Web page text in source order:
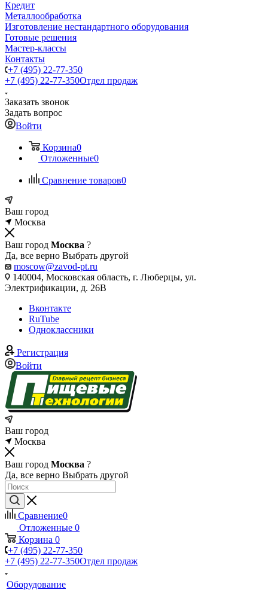
Кредит
Металлообработка
Изготовление нестандартного оборудования
Готовые решения
Мастер-классы
Контакты
+7 (495) 22-77-350
+7 (495) 22-77-350Отдел продаж
Заказать звонок
Задать вопрос
Войти
Корзина0
Отложенные0
Сравнение товаров0
Ваш город
Москва
Ваш город Москва ?
Да, все верно Выбрать другой
moscow@zavod-pt.ru
140004, Московская область, г. Люберцы, ул.
Электрификации, д. 26В
Вконтакте
RuTube
Одноклассники
Регистрация
Войти
Ваш город
Москва
Ваш город Москва ?
Да, все верно Выбрать другой
Сравнение0
Отложенные 0
Корзина 0
+7 (495) 22-77-350
+7 (495) 22-77-350Отдел продаж
Оборудование